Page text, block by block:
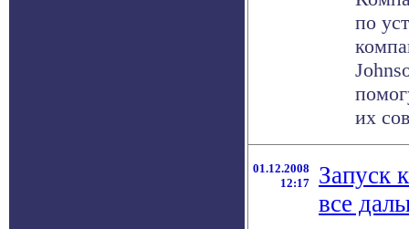
по
их
01.12.2008
12:17
Запуск
все